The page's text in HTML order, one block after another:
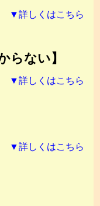
▼詳しくはこちら
らない】
▼詳しくはこちら
▼詳しくはこちら